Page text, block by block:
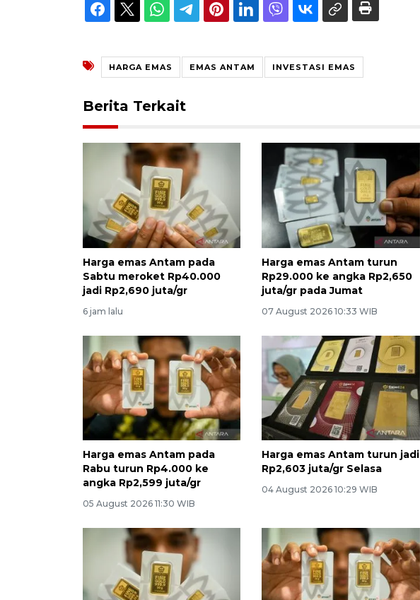
HARGA EMAS EMAS ANTAM INVESTASI EMAS
Berita Terkait
Harga emas Antam pada
Sabtu meroket Rp40.000
jadi Rp2,690 juta/gr
6 jam lalu
Harga emas Antam turun
Rp29.000 ke angka Rp2,650
juta/gr pada Jumat
07 August 2026 10:33 WIB
Harga emas Antam pada
Rabu turun Rp4.000 ke
angka Rp2,599 juta/gr
05 August 2026 11:30 WIB
Harga emas Antam turun jadi
Rp2,603 juta/gr Selasa
04 August 2026 10:29 WIB